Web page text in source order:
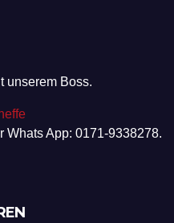
unserem Boss.
Whats App: 0171-9338278.